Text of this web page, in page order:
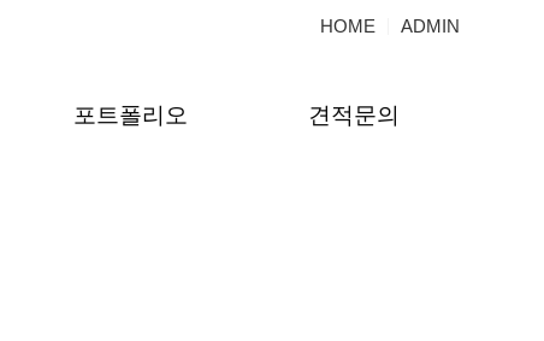
HOME ADMIN
포트폴리오 견적문의